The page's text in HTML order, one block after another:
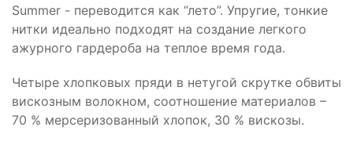
Summer - переводится как “лето”. Упругие, тонкие
нитки идеально подходят на создание легкого
ажурного гардероба на теплое время года.
Четыре хлопковых пряди в нетугой скрутке обвиты
вискозным волокном, соотношение материалов –
70 % мерсеризованный хлопок, 30 % вискозы.